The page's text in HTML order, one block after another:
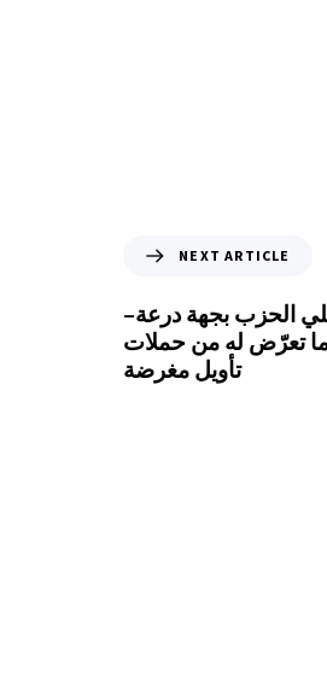
NEXT ARTICLE
الحزب بجهة درعة–
ما تعرّض له من حملات
تأويل مغرضة